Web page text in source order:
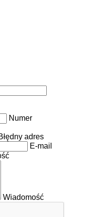
Numer
adres
E-mail
Wiadomość